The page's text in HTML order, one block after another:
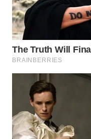
WAHANA
ADVOKAT
WAHANA
WAHANA
KONSUMEN
WAHANA